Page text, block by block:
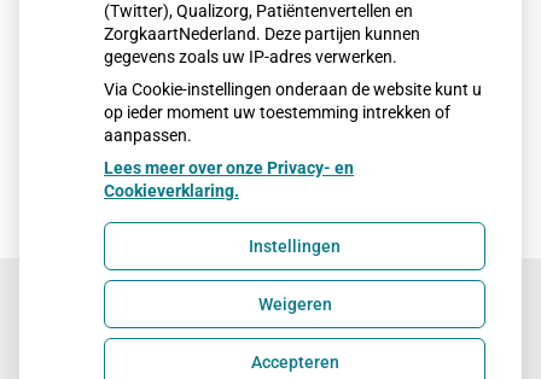
Uw Zorg Online|Beheer
(Twitter), Qualizorg, Patiëntenvertellen en
ZorgkaartNederland. Deze partijen kunnen
gegevens zoals uw IP-adres verwerken.
Via Cookie-instellingen onderaan de website kunt u
op ieder moment uw toestemming intrekken of
aanpassen.
Lees meer over onze Privacy- en
Cookieverklaring.
Instellingen
Weigeren
Accepteren